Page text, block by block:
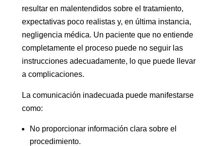
resultar en malentendidos sobre el tratamiento,
expectativas poco realistas y, en última instancia,
negligencia médica. Un paciente que no entiende
completamente el proceso puede no seguir las
instrucciones adecuadamente, lo que puede llevar
a complicaciones.
La comunicación inadecuada puede manifestarse
como:
No proporcionar información clara sobre el
procedimiento.